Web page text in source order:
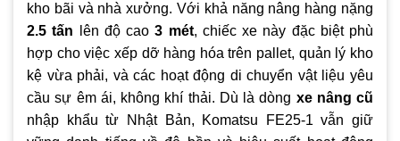
kho bãi và nhà xưởng. Với khả năng nâng hàng nặng
2.5 tấn lên độ cao3 mét, chiếc xe này đặc biệt phù
hợp cho việc xếp dỡ hàng hóa trên pallet, quản lý kho
kệ vừa phải, và các hoạt động di chuyển vật liệu yêu
cầu sự êm ái, không khí thải. Dù là dòng xe nâng cũ
nhập khẩu từ Nhật Bản, Komatsu FE25-1 vẫn giữ